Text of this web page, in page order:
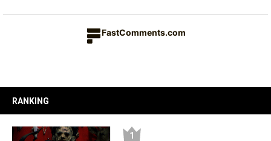
FastComments.com
RANKING